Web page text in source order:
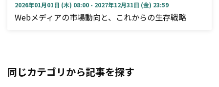
2026年01月01日 (木) 08:00 - 2027年12月31日 (金) 23:59
Webメディアの市場動向と、これからの生存戦略
同じカテゴリから記事を探す